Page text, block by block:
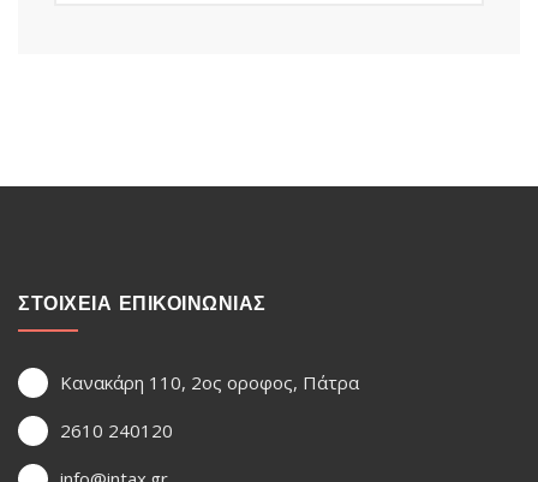
ΣΤΟΙΧΕΙΑ ΕΠΙΚΟΙΝΩΝΙΑΣ
Κανακάρη 110, 2ος οροφος, Πάτρα
2610 240120